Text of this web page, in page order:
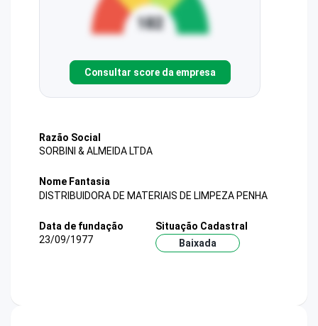
Consultar score da empresa
Razão Social
SORBINI & ALMEIDA LTDA
Nome Fantasia
DISTRIBUIDORA DE MATERIAIS DE LIMPEZA PENHA
Data de fundação
23/09/1977
Situação Cadastral
Baixada